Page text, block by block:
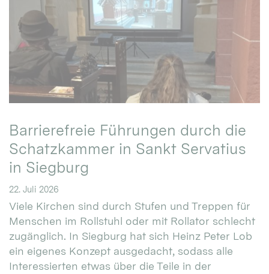
Barrierefreie Führungen durch die
Schatzkammer in Sankt Servatius
in Siegburg
22. Juli 2026
Viele Kirchen sind durch Stufen und Treppen für
Menschen im Rollstuhl oder mit Rollator schlecht
zugänglich. In Siegburg hat sich Heinz Peter Lob
ein eigenes Konzept ausgedacht, sodass alle
Interessierten etwas über die Teile in der